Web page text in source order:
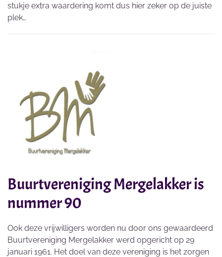
stukje extra waardering komt dus hier zeker op de juiste
plek…
Buurtvereniging Mergelakker is
nummer 90
Ook deze vrijwilligers worden nu door ons gewaardeerd
Buurtvereniging Mergelakker werd opgericht op 29
januari 1961. Het doel van deze vereniging is het zorgen